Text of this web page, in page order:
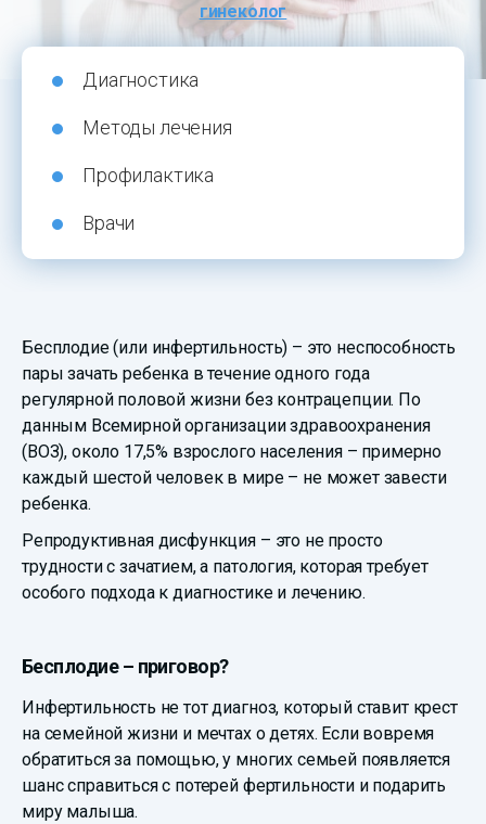
гинеколог
Диагностика
Методы лечения
Профилактика
Врачи
Бесплодие (или инфертильность) – это неспособность
пары зачать ребенка в течение одного года
регулярной половой жизни без контрацепции. По
данным Всемирной организации здравоохранения
(ВОЗ), около 17,5% взрослого населения – примерно
каждый шестой человек в мире – не может завести
ребенка.
Репродуктивная дисфункция – это не просто
трудности с зачатием, а патология, которая требует
особого подхода к диагностике и лечению.
Бесплодие – приговор?
Инфертильность не тот диагноз, который ставит крест
на семейной жизни и мечтах о детях. Если вовремя
обратиться за помощью, у многих семьей появляется
шанс справиться с потерей фертильности и подарить
миру малыша.